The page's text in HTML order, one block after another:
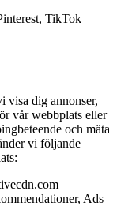
TikTok
visa dig annonser,
vår webbplats eller
och mäta
vi följande
Ads